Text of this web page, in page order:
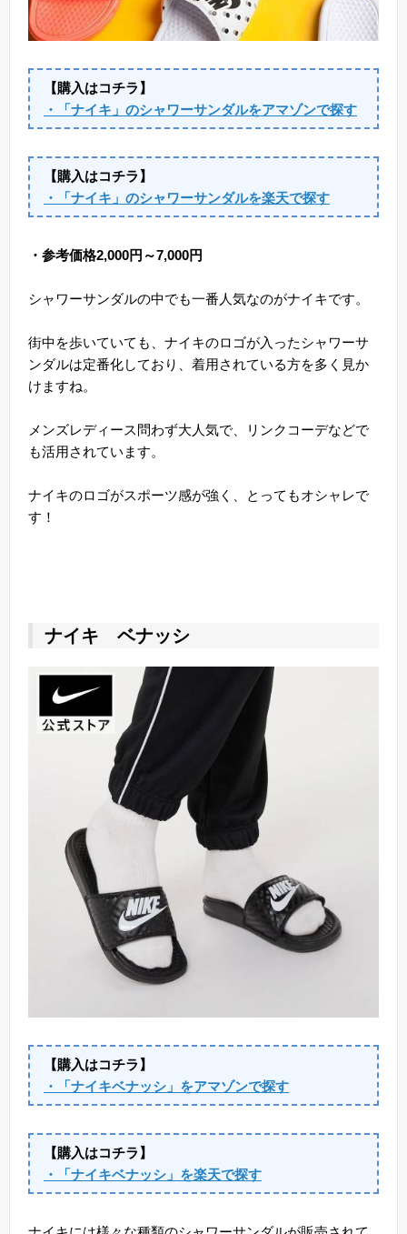
【購入はコチラ】
・「ナイキ」のシャワーサンダルをアマゾンで探す
【購入はコチラ】
・「ナイキ」のシャワーサンダルを楽天で探す
・参考価格2,000円～7,000円
シャワーサンダルの中でも一番人気なのがナイキです。
街中を歩いていても、ナイキのロゴが入ったシャワーサ
ンダルは定番化しており、着用されている方を多く見か
けますね。
メンズレディース問わず大人気で、リンクコーデなどで
も活用されています。
ナイキのロゴがスポーツ感が強く、とってもオシャレで
す！
ナイキ ベナッシ
【購入はコチラ】
・「ナイキベナッシ」をアマゾンで探す
【購入はコチラ】
・「ナイキベナッシ」を楽天で探す